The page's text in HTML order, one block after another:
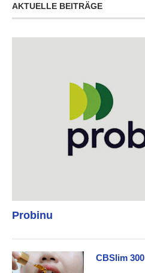
AKTUELLE BEITRÄGE
Probinu
CBSlim 300